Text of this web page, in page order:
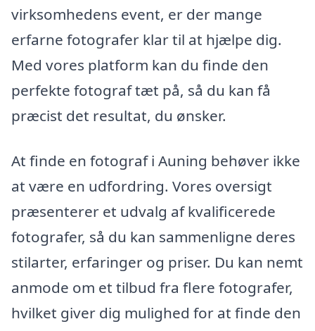
virksomhedens event, er der mange
erfarne fotografer klar til at hjælpe dig.
Med vores platform kan du finde den
perfekte fotograf tæt på, så du kan få
præcist det resultat, du ønsker.
At finde en fotograf i Auning behøver ikke
at være en udfordring. Vores oversigt
præsenterer et udvalg af kvalificerede
fotografer, så du kan sammenligne deres
stilarter, erfaringer og priser. Du kan nemt
anmode om et tilbud fra flere fotografer,
hvilket giver dig mulighed for at finde den